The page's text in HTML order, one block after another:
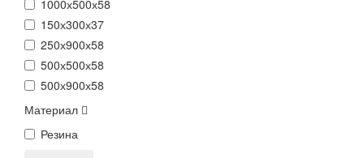
1000х500х58
150х300х37
250х900х58
500х500х58
500х900х58
Материал
Резина